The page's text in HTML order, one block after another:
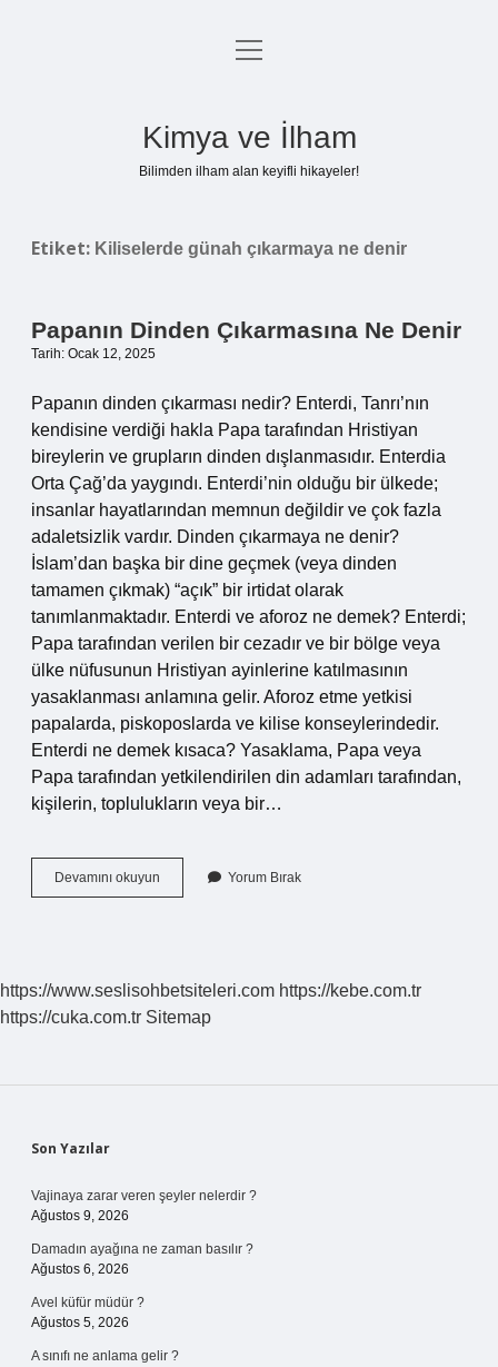
Anasayfa
menüyü
Kimya ve İlham
Bilimden ilham alan keyifli hikayeler!
Etiket: Kiliselerde günah çıkarmaya ne denir
Papanın Dinden Çıkarmasına Ne Denir
Tarih: Ocak 12, 2025
Papanın dinden çıkarması nedir? Enterdi, Tanrı’nın
kendisine verdiği hakla Papa tarafından Hristiyan
bireylerin ve grupların dinden dışlanmasıdır. Enterdia
Orta Çağ’da yaygındı. Enterdi’nin olduğu bir ülkede;
insanlar hayatlarından memnun değildir ve çok fazla
adaletsizlik vardır. Dinden çıkarmaya ne denir?
İslam’dan başka bir dine geçmek (veya dinden
tamamen çıkmak) “açık” bir irtidat olarak
tanımlanmaktadır. Enterdi ve aforoz ne demek? Enterdi;
Papa tarafından verilen bir cezadır ve bir bölge veya
ülke nüfusunun Hristiyan ayinlerine katılmasının
yasaklanması anlamına gelir. Aforoz etme yetkisi
papalarda, piskoposlarda ve kilise konseylerindedir.
Enterdi ne demek kısaca? Yasaklama, Papa veya
Papa tarafından yetkilendirilen din adamları tarafından,
kişilerin, toplulukların veya bir…
Devamını okuyun Papanın
Dinden
Yorum Bırak
https://www.seslisohbetsiteleri.com https://kebe.com.tr
https://cuka.com.tr Sitemap
Sidebar
Son Yazılar
Vajinaya zarar veren şeyler nelerdir ?
Ağustos 9, 2026
Damadın ayağına ne zaman basılır ?
Ağustos 6, 2026
Avel küfür müdür ?
Ağustos 5, 2026
A sınıfı ne anlama gelir ?